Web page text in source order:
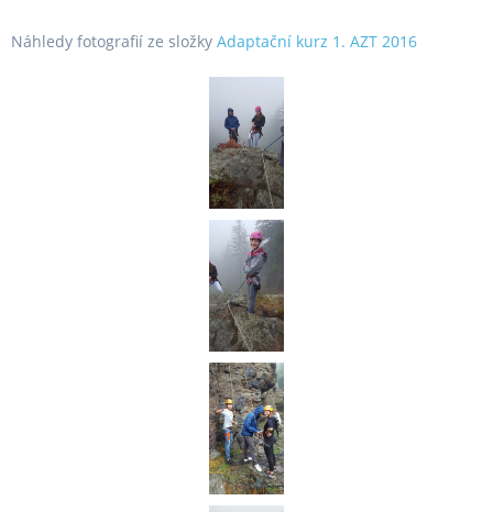
Náhledy fotografií ze složky Adaptační kurz 1. AZT 2016